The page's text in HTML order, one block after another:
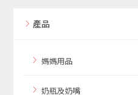
產品
媽媽用品
奶瓶及奶嘴